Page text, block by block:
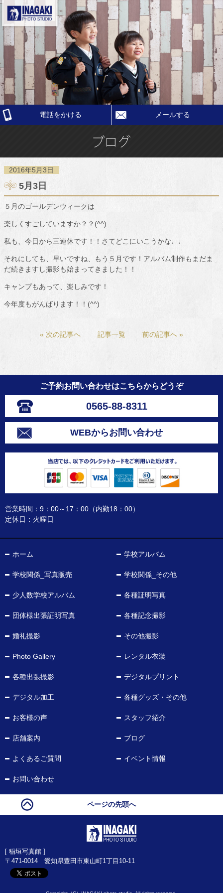
電話をかける メールする
2016年5月3日
5月3日
５月のゴールデンウィークは
楽しくすごしていますか？？(^^)
私も、今日から三連休です！！さてどこにいこうかな♩♩
それにしても、早いですね、もう５月です！アルバム制作もまだま
だ続きますし撮影も始まってきました！！
キャンプもあって、楽しみです！
今年度もがんばります！！(^^)
« 次の記事へ 記事一覧 前の記事へ »
ご予約お問い合わせはこちらからどうぞ
0565-88-8311
WEBからお問い合わせ
営業時間：9：00～17：00（内勤18：00）
定休日：火曜日
ホーム 学校アルバム
学校関係_写真販売 学校関係_その他
少人数学校アルバム 各種証明写真
団体様出張証明写真 各種記念撮影
婚礼撮影 その他撮影
Photo Gallery レンタル衣装
各種出張撮影 デジタルプリント
デジタル加工 各種グッズ・その他
お客様の声 スタッフ紹介
店舗案内 ブログ
よくあるご質問 イベント情報
お問い合わせ
ページの先頭へ
[ 稲垣写真館 ]
〒471-0014 愛知県豊田市東山町1丁目10-11